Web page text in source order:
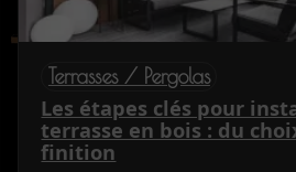
Terrasses / Pergolas
Les étapes clés pour
terrasse en bois : du
finition